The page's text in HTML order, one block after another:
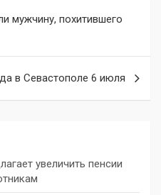
мужчину, похитившего
в Севастополе 6 июля
увеличить пенсии